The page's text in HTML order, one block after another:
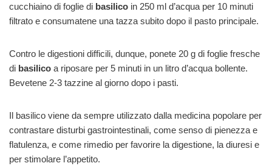
cucchiaino di foglie di basilico in 250 ml d’acqua per 10 minuti
filtrato e consumatene una tazza subito dopo il pasto principale.
Contro le digestioni difficili, dunque, ponete 20 g di foglie fresche
di basilico a riposare per 5 minuti in un litro d’acqua bollente.
Bevetene 2-3 tazzine al giorno dopo i pasti.
Il basilico viene da sempre utilizzato dalla medicina popolare per
contrastare disturbi gastrointestinali, come senso di pienezza e
flatulenza, e come rimedio per favorire la digestione, la diuresi e
per stimolare l’appetito.